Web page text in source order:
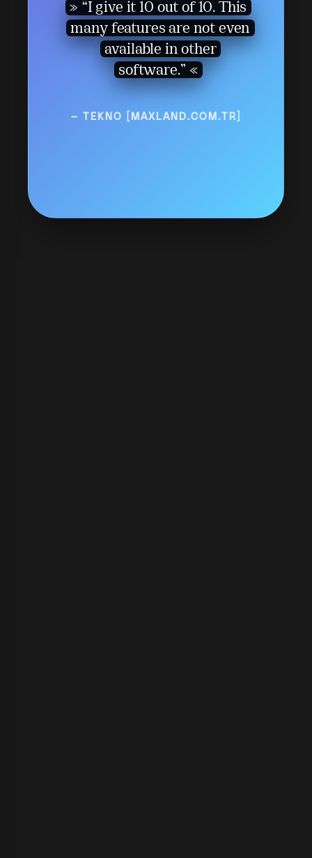
“I give it 10 out of 10. This
many features are not even
available in other
software.”
— TEKNO [MAXLAND.COM.TR]